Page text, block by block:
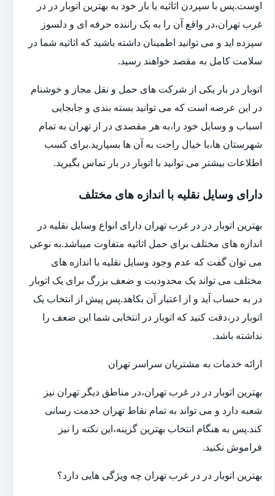
اوست.پس با سپردن اثاثیه یا بار خود به بهترین اتوبار در در
غرب تهران،در واقع آن را به یک راننده حرفه ای و دلسوز
سپرده اید و می توانید اطمینان داشته باشید که اثاثیه شما در
سلامت کامل به مقصد خواهند رسید.
اتوبار در بار یکی از شرکت های حمل و نقل مجاز و خوشنام
در این عرصه است که می توانید بسته بندی و جابجایی
اسباب و وسایل خود را،به هر مقصدی در از تهران به تمام
شهرستان ها،با خیال راحت به آن ها بسپارید.برای کسب
اطلاعات بیشتر می توانید با اتوبار در بار تماس بگیرید.
دارای وسایل نقلیه با اندازه های مختلف
بهترین اتوبار در در غرب تهران دارای انواع وسایل نقلیه در
اندازه های مختلف برای حمل اثاثیه متفاوت می‎باشد.به نوعی
می توان گفت که عدم وجود وسایل نقلیه با اندازه های
مختلف می تواند یک محدودیت و ضعف بزرگ برای یک اتوبار
در به حساب آید و از اعتبار آن بکاهد.پس پیش از انتخاب یک
اتوبار در،دقت کنید که اتوبار در انتخابی شما این ضعف را
نداشته باشد.
ارائه خدمات به مشتریان سراسر تهران
بهترین اتوبار در در غرب تهران،در مناطق دیگر تهران نیز
شعبه دارد و می تواند به تمام نقاط تهران خدمت رسانی
کند.پس به هنگام انتخاب بهترین گزینه،این نکته را نیز
فراموش نکنید.
بهترین اتوبار در در غرب تهران چه ویژگی هایی دارد؟